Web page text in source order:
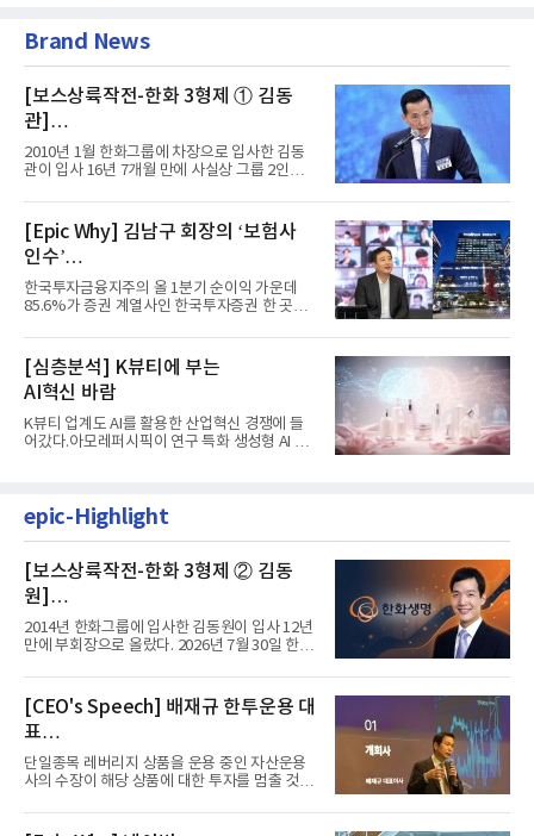
Brand News
[보스상륙작전-한화 3형제 ① 김동
관]
입사 16년 만에 수석부회장 … 경영승
계 ‘초읽기’
2010년 1월 한화그룹에 차장으로 입사한 김동
관이 입사 16년 7개월 만에 사실상 그룹 2인자
[Epic Why] 김남구 회장의 ‘보험사
인수’
발걸음이 신중해진 배경은?
한국투자금융지주의 올 1분기 순이익 가운데
85.6%가 증권 계열사인 한국투자증권 한 곳에
[심층분석] K뷰티에 부는
AI혁신 바람
K뷰티 업계도 AI를 활용한 산업혁신 경쟁에 들
어갔다.아모레퍼시픽이 연구 특화 생성형 AI 플
epic-Highlight
[보스상륙작전-한화 3형제 ② 김동
원]
입사 12년 만에 금융계열 수장 등극
2014년 한화그룹에 입사한 김동원이 입사 12년
만에 부회장으로 올랐다. 2026년 7월 30일 한화
[CEO's Speech] 배재규 한투운용 대
표
“개별종목 레버리지 투자 지금이라도
멈춰라”
단일종목 레버리지 상품을 운용 중인 자산운용
사의 수장이 해당 상품에 대한 투자를 멈출 것을